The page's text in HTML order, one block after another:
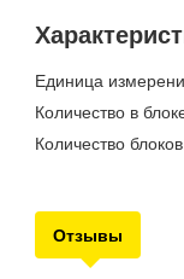
Единица
Количество в
Количество
Отзывы